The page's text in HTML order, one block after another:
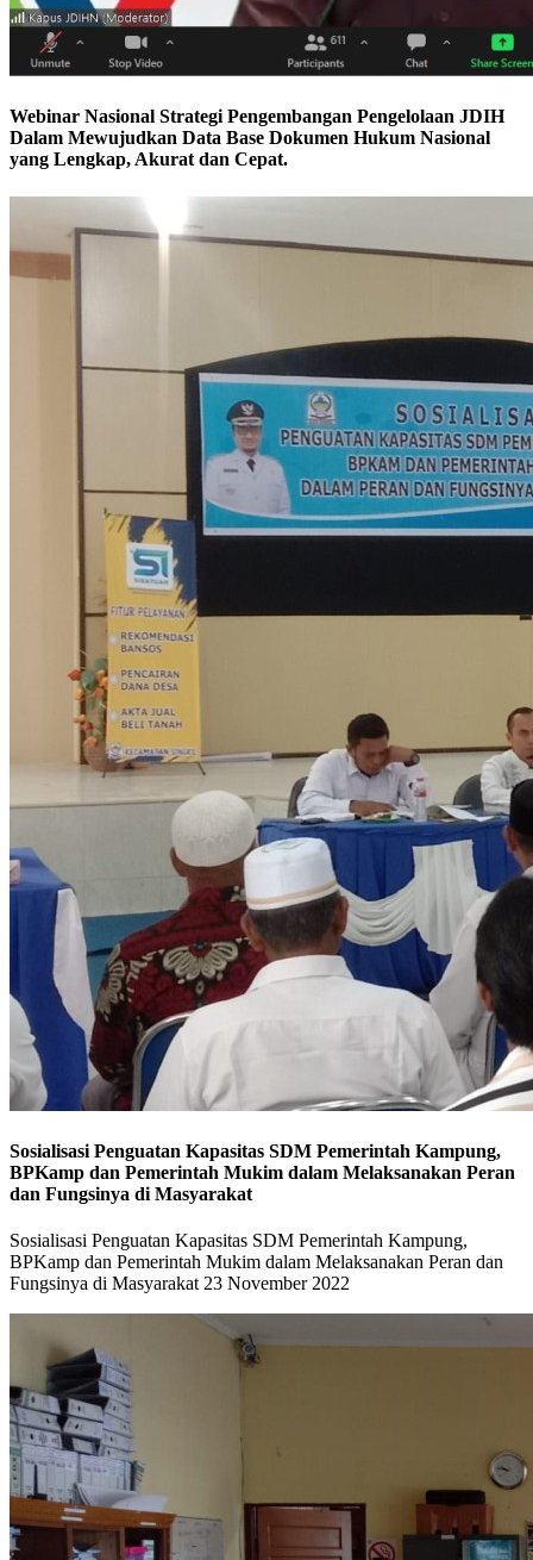
Webinar Nasional Strategi Pengembangan Pengelolaan JDIH
Dalam Mewujudkan Data Base Dokumen Hukum Nasional
yang Lengkap, Akurat dan Cepat.
Sosialisasi Penguatan Kapasitas SDM Pemerintah Kampung,
BPKamp dan Pemerintah Mukim dalam Melaksanakan Peran
dan Fungsinya di Masyarakat
Sosialisasi Penguatan Kapasitas SDM Pemerintah Kampung,
BPKamp dan Pemerintah Mukim dalam Melaksanakan Peran dan
Fungsinya di Masyarakat 23 November 2022